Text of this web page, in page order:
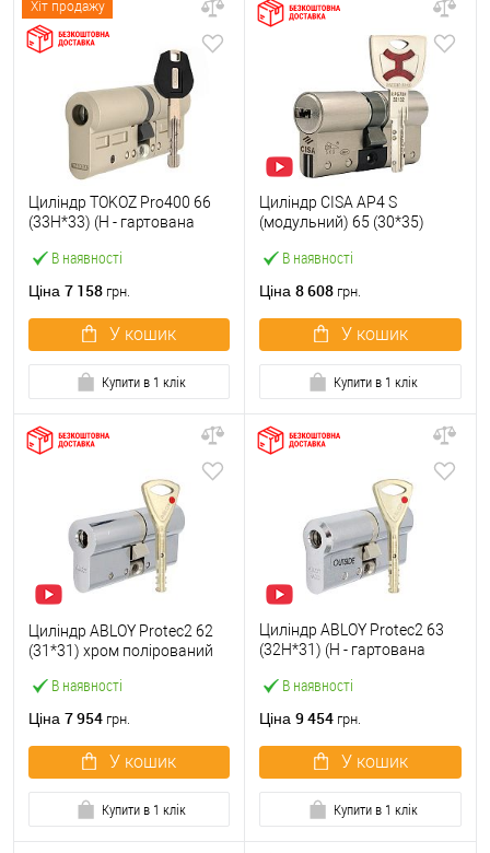
Хіт продажу
В наявності
Циліндр TOKOZ Pro400 66
(33H*33) (H - гартована
Ціна 7 158 грн.
У кошик
Купити в 1 клік
В наявності
Циліндр CISA AP4 S
(модульний) 65 (30*35)
Ціна 8 608 грн.
У кошик
Купити в 1 клік
В наявності
Циліндр ABLOY Protec2 62
(31*31) хром полірований
Ціна 7 954 грн.
У кошик
Купити в 1 клік
В наявності
Циліндр ABLOY Protec2 63
(32H*31) (H - гартована
Ціна 9 454 грн.
У кошик
Купити в 1 клік